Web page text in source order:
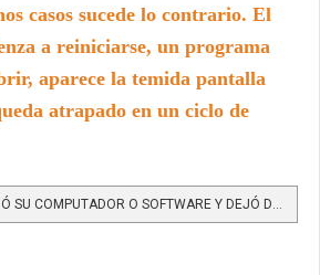
casos sucede lo contrario. El
a reiniciarse, un programa
aparece la temida pantalla
atrapado en un ciclo de